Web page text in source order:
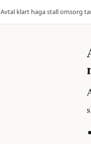
Avtal klart haga stall omsorg